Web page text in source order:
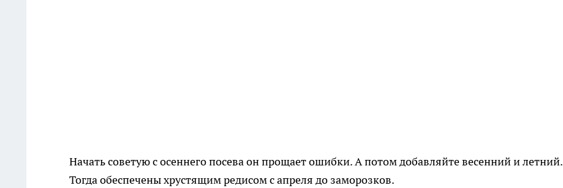
Начать советую с осеннего посева он прощает ошибки. А потом добавляйте весенний и летний.
Тогда обеспечены хрустящим редисом с апреля до заморозков.